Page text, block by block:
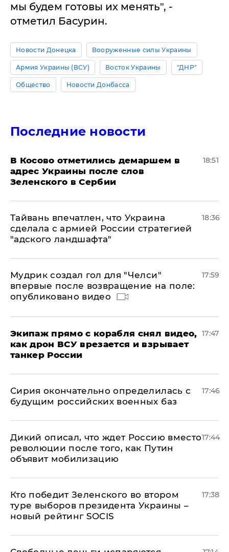
мы будем готовы их менять", -
отметил Басурин.
Новости Донецка Вооруженные силы Украины
Армия Украины (ВСУ) Восток Украины "ДНР"
Общество Новости Донбасса
Последние новости
В Косово отметились демаршем в
адрес Украины после слов
Зеленского в Сербии
18:51
Тайвань впечатлен, что Украина
сделала с армией России стратегией
"адского ландшафта"
18:36
Мудрик создал гол для "Челси"
впервые после возвращение на поле:
опубликовано видео
17:59
Экипаж прямо с корабля снял видео,
как дрон ВСУ врезается и взрывает
танкер России
17:47
Сирия окончательно определилась с
будущим российских военных баз
17:46
Дикий описал, что ждет Россию вместо
революции после того, как Путин
объявит мобилизацию
17:44
Кто победит Зеленского во втором
туре выборов президента Украины –
новый рейтинг SOCIS
17:38